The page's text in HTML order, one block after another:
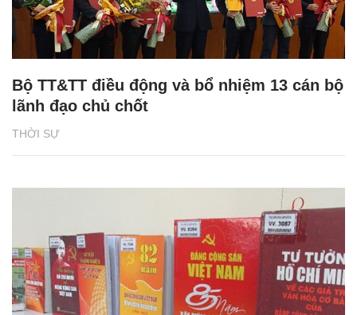
THỜI SỰ
Bộ TT&TT điều động và bổ nhiệm 13 cán bộ
lãnh đạo chủ chốt